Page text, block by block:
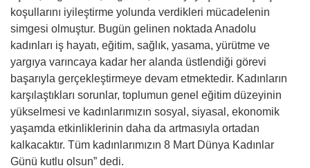
koşullarını iyileştirme yolunda verdikleri mücadelenin
simgesi olmuştur. Bugün gelinen noktada Anadolu
kadınları iş hayatı, eğitim, sağlık, yasama, yürütme ve
yargıya varıncaya kadar her alanda üstlendiği görevi
başarıyla gerçekleştirmeye devam etmektedir. Kadınların
karşılaştıkları sorunlar, toplumun genel eğitim düzeyinin
yükselmesi ve kadınlarımızın sosyal, siyasal, ekonomik
yaşamda etkinliklerinin daha da artmasıyla ortadan
kalkacaktır. Tüm kadınlarımızın 8 Mart Dünya Kadınlar
Günü kutlu olsun” dedi.